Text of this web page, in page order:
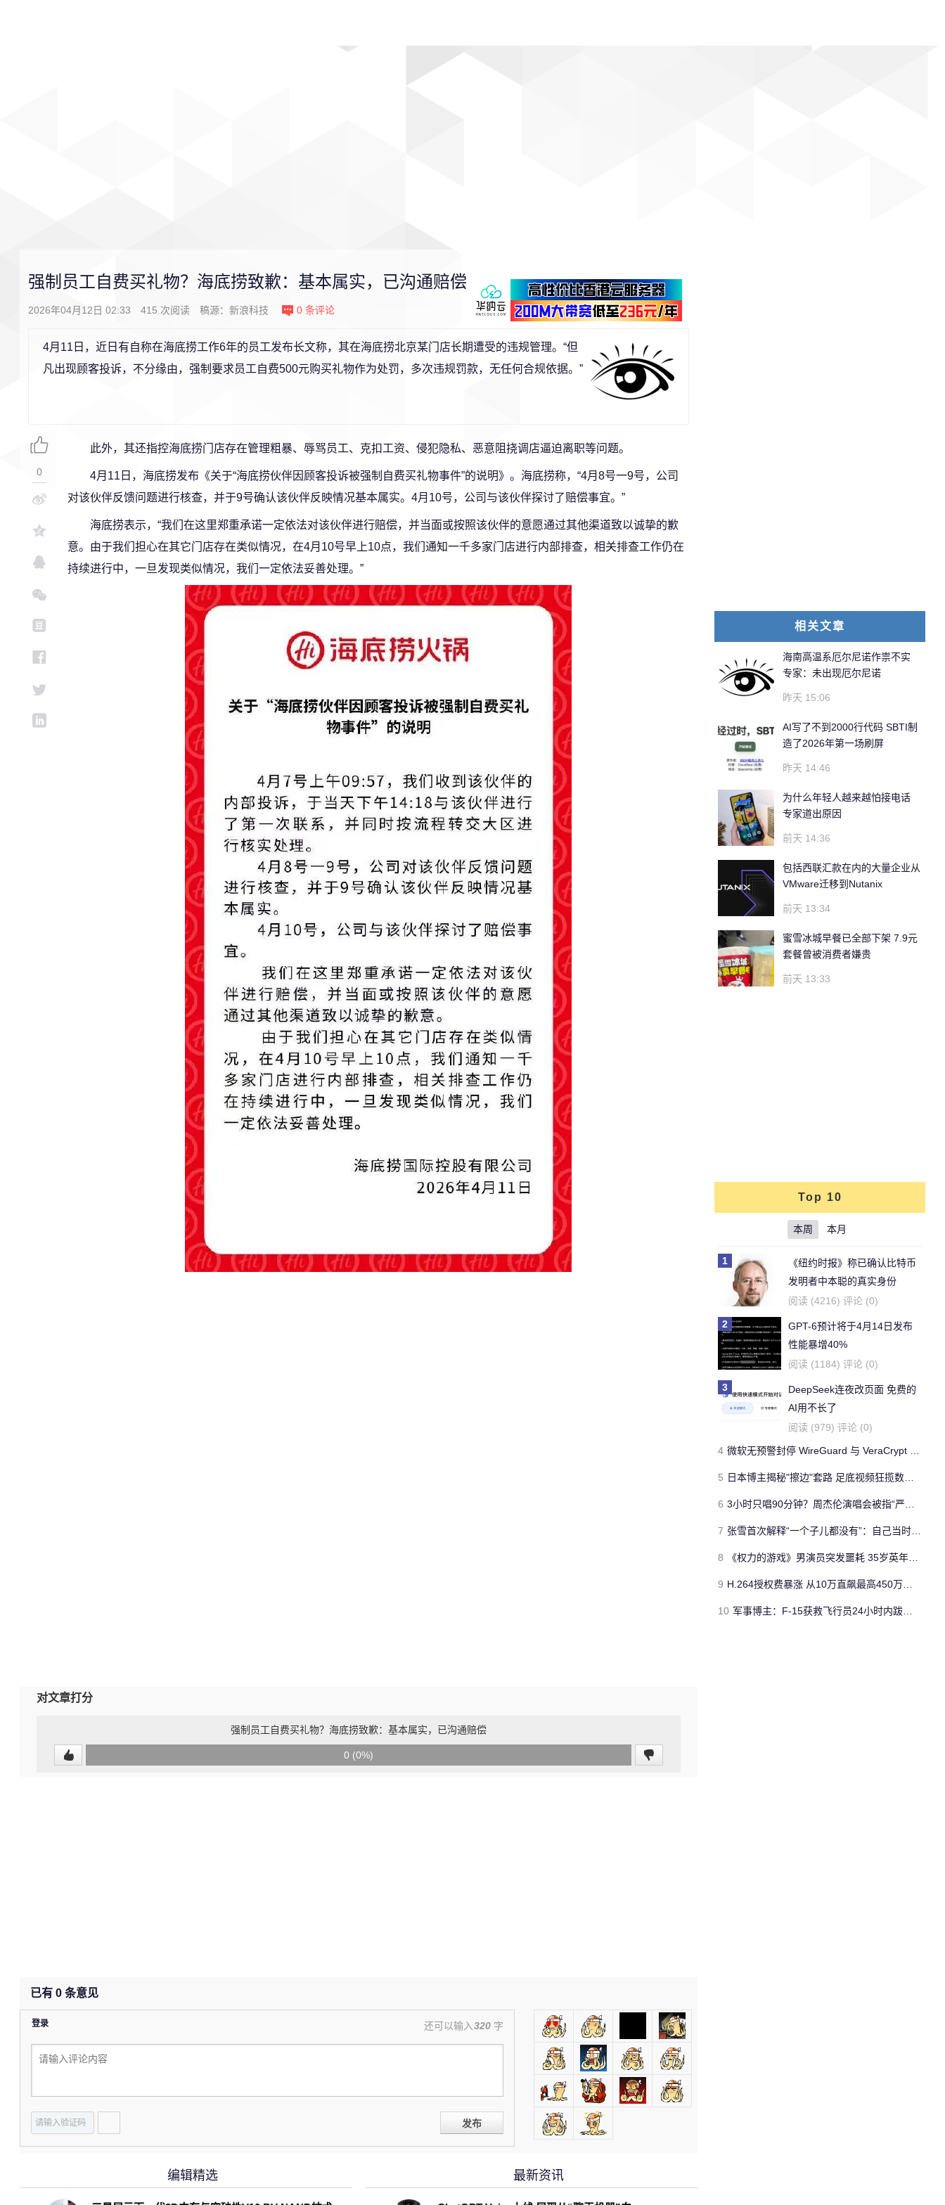
强制员工自费买礼物？海底捞致歉：基本属实，已沟通赔偿
2026年04月12日 02:33 415 次阅读 稿源： 新浪科技 0 条评论
4月11日，近日有自称在海底捞工作6年的员工发布长文称，其在海底捞北京某门店长期遭受的违规管理。“但
凡出现顾客投诉，不分缘由，强制要求员工自费500元购买礼物作为处罚，多次违规罚款，无任何合规依据。”
此外，其还指控海底捞门店存在管理粗暴、辱骂员工、克扣工资、侵犯隐私、恶意阻挠调店逼迫离职等问题。
4月11日，海底捞发布《关于“海底捞伙伴因顾客投诉被强制自费买礼物事件”的说明》。海底捞称，“4月8号一9号，公司
对该伙伴反馈问题进行核查，并于9号确认该伙伴反映情况基本属实。4月10号，公司与该伙伴探讨了赔偿事宜。”
海底捞表示，“我们在这里郑重承诺一定依法对该伙伴进行赔偿，并当面或按照该伙伴的意愿通过其他渠道致以诚挚的歉
意。由于我们担心在其它门店存在类似情况，在4月10号早上10点，我们通知一千多家门店进行内部排查，相关排查工作仍在
持续进行中，一旦发现类似情况，我们一定依法妥善处理。”
0
对文章打分
强制员工自费买礼物？海底捞致歉：基本属实，已沟通赔偿
0 (0%)
已有 0 条意见
登录 还可以输入320 字
发布
最新资讯
编辑精选
相关文章
海南高温系厄尔尼诺作祟不实
专家：未出现厄尔尼诺
昨天 15:06
AI写了不到2000行代码 SBTI制
造了2026年第一场刷屏
昨天 14:46
为什么年轻人越来越怕接电话
专家道出原因
前天 14:36
包括西联汇款在内的大量企业从
VMware迁移到Nutanix
前天 13:34
蜜雪冰城早餐已全部下架 7.9元
套餐曾被消费者嫌贵
前天 13:33
Top 10
本周 本月
1
《纽约时报》称已确认比特币
发明者中本聪的真实身份
阅读 (4216) 评论 (0)
2
GPT-6预计将于4月14日发布
性能暴增40%
阅读 (1184) 评论 (0)
3
DeepSeek连夜改页面 免费的
AI用不长了
阅读 (979) 评论 (0)
4 微软无预警封停 WireGuard 与 VeraCrypt 开发者账号
5 日本博主揭秘"擦边"套路 足底视频狂揽数十万播放
6 3小时只唱90分钟？周杰伦演唱会被指“严重划水” 老粉直呼避雷
7 张雪首次解释“一个子儿都没有”：自己当时只是想装一下
8 《权力的游戏》男演员突发噩耗 35岁英年早逝
9 H.264授权费暴涨 从10万直飙最高450万美元
10 军事博主：F-15获救飞行员24小时内跋涉了150英里